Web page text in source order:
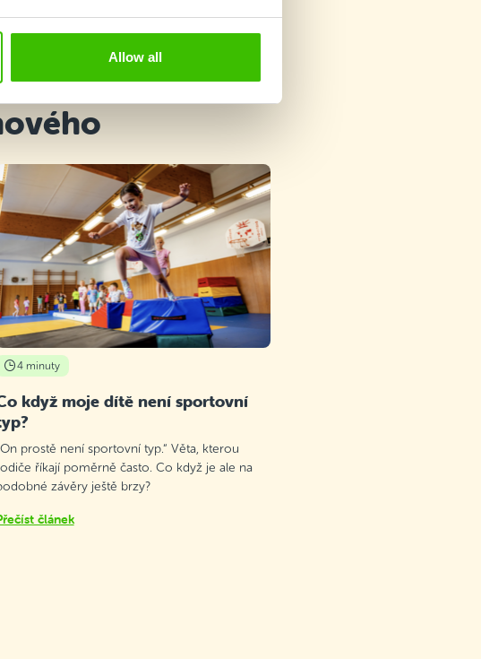
Allow all
4 minuty
když moje dítě není sportovní
prostě není sportovní typ.“ Věta, kterou
říkají poměrně často. Co když je ale na
závěry ještě brzy?
článek